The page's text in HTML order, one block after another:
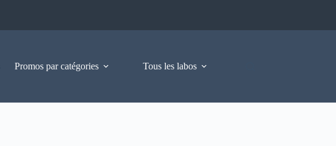
Promos par catégories Tous les labos